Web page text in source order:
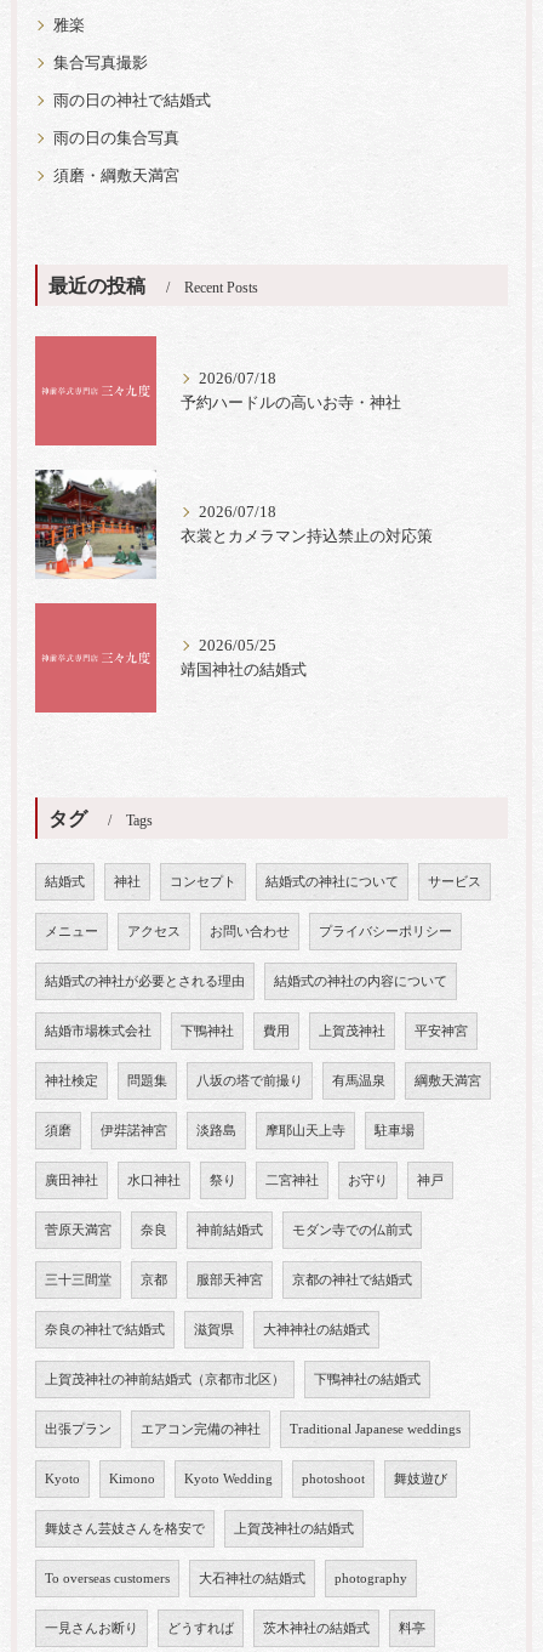
雅楽
集合写真撮影
雨の日の神社で結婚式
雨の日の集合写真
須磨・綱敷天満宮
最近の投稿 Recent Posts
2026/07/18
予約ハードルの高いお寺・神社
2026/07/18
衣裳とカメラマン持込禁止の対応策
2026/05/25
靖国神社の結婚式
タグ Tags
結婚式 神社 コンセプト 結婚式の神社について サービス
メニュー アクセス お問い合わせ プライバシーポリシー
結婚式の神社が必要とされる理由 結婚式の神社の内容について
結婚市場株式会社 下鴨神社 費用 上賀茂神社 平安神宮
神社検定 問題集 八坂の塔で前撮り 有馬温泉 綱敷天満宮
須磨 伊弉諾神宮 淡路島 摩耶山天上寺 駐車場
廣田神社 水口神社 祭り 二宮神社 お守り 神戸
菅原天満宮 奈良 神前結婚式 モダン寺での仏前式
三十三間堂 京都 服部天神宮 京都の神社で結婚式
奈良の神社で結婚式 滋賀県 大神神社の結婚式
上賀茂神社の神前結婚式（京都市北区） 下鴨神社の結婚式
出張プラン エアコン完備の神社 Traditional Japanese weddings
Kyoto Kimono Kyoto Wedding photoshoot 舞妓遊び
舞妓さん芸妓さんを格安で 上賀茂神社の結婚式
To overseas customers 大石神社の結婚式 photography
一見さんお断り どうすれば 茨木神社の結婚式 料亭